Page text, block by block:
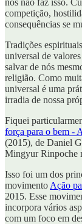
nós não faz isso.
competição,
consequências se
Tradições
universal de
salvar de nós
religião. Como
universal é uma
irradia de nossa
Fiquei
força para o bem -
(2015), de Daniel
Mingyur Rinpoche
Isso foi um dos
movimento Ação
2015. Esse
incorpora vários
com um foco em